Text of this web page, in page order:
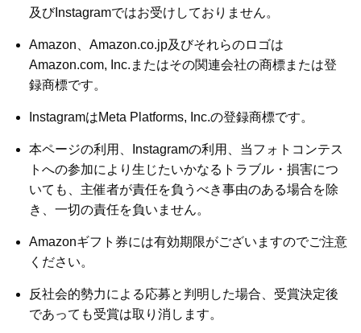
及びInstagramではお受けしておりません。
Amazon、Amazon.co.jp及びそれらのロゴは
Amazon.com, Inc.またはその関連会社の商標または登
録商標です。
InstagramはMeta Platforms, Inc.の登録商標です。
本ページの利用、Instagramの利用、当フォトコンテス
トへの参加により生じたいかなるトラブル・損害につ
いても、主催者が責任を負うべき事由のある場合を除
き、一切の責任を負いません。
Amazonギフト券には有効期限がございますのでご注意
ください。
反社会的勢力による応募と判明した場合、受賞決定後
であっても受賞は取り消します。